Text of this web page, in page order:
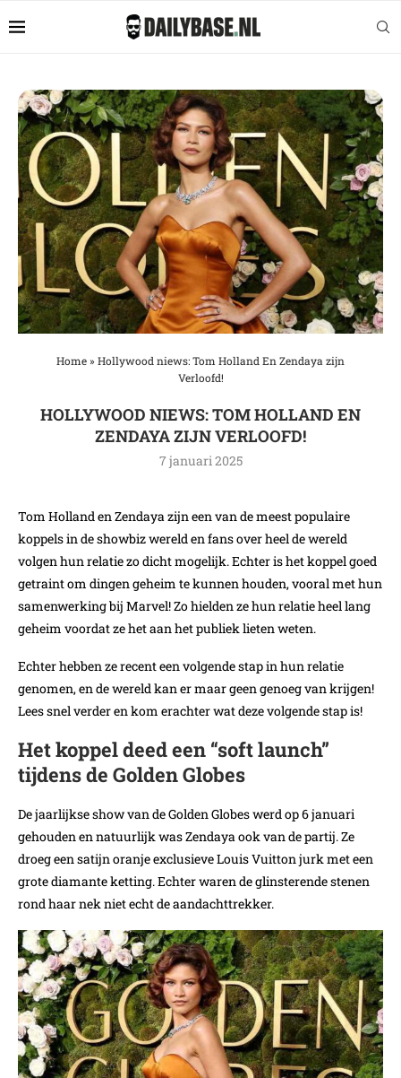
Home» Hollywood niews: Tom Holland En Zendaya zijn
Verloofd!
HOLLYWOOD NIEWS: TOM HOLLAND EN
ZENDAYA ZIJN VERLOOFD!
7 januari 2025
Tom Holland en Zendaya zijn een van de meest populaire
koppels in de showbiz wereld en fans over heel de wereld
volgen hun relatie zo dicht mogelijk. Echter is het koppel goed
getraint om dingen geheim te kunnen houden, vooral met hun
samenwerking bij Marvel! Zo hielden ze hun relatie heel lang
geheim voordat ze het aan het publiek lieten weten.
Echter hebben ze recent een volgende stap in hun relatie
genomen, en de wereld kan er maar geen genoeg van krijgen!
Lees snel verder en kom erachter wat deze volgende stap is!
Het koppel deed een “soft launch”
tijdens de Golden Globes
De jaarlijkse show van de Golden Globes werd op 6 januari
gehouden en natuurlijk was Zendaya ook van de partij. Ze
droeg een satijn oranje exclusieve Louis Vuitton jurk met een
grote diamante ketting. Echter waren de glinsterende stenen
rond haar nek niet echt de aandachttrekker.